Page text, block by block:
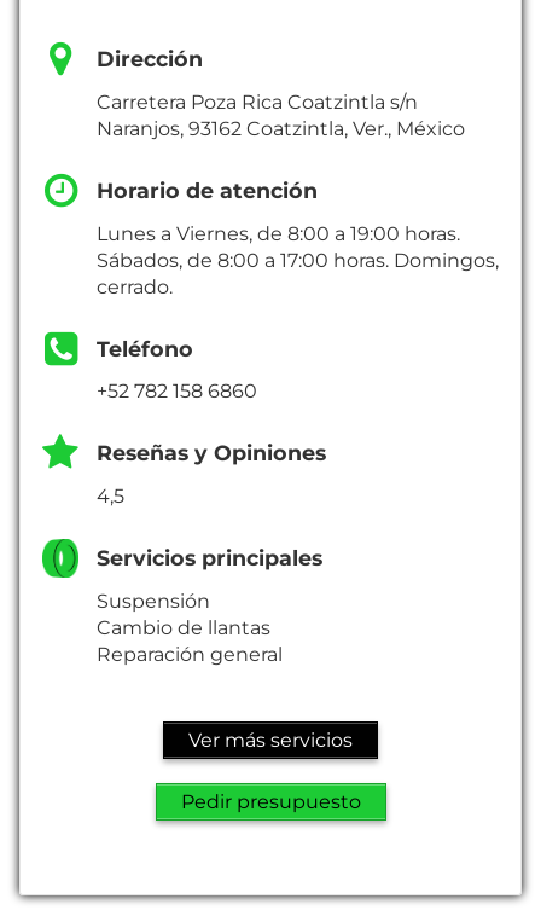
Dirección
Carretera Poza Rica Coatzintla s/n
Naranjos, 93162 Coatzintla, Ver., México
Horario de atención
Lunes a Viernes, de 8:00 a 19:00 horas.
Sábados, de 8:00 a 17:00 horas. Domingos,
cerrado.
Teléfono
+52 782 158 6860
Reseñas y Opiniones
4,5
Servicios principales
Suspensión
Cambio de llantas
Reparación general
Ver más servicios
Pedir presupuesto